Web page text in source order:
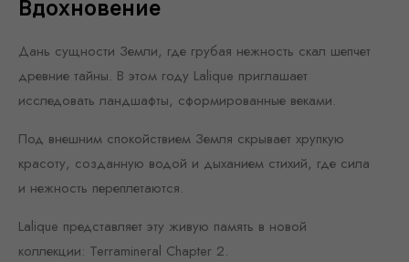
Вдохновение
Дань сущности Земли, где грубая нежность скал шепчет
древние тайны. В этом году Lalique приглашает
исследовать ландшафты, сформированные веками.
Под внешним спокойствием Земля скрывает хрупкую
красоту, созданную водой и дыханием стихий, где сила
и нежность переплетаются.
Lalique представляет эту живую память в новой
коллекции: Terramineral Chapter 2.